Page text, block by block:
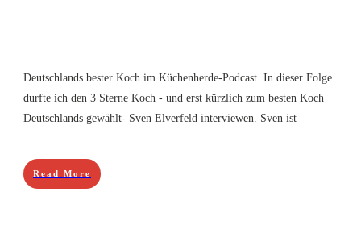
Deutschlands bester Koch im Küchenherde-Podcast. In dieser Folge
durfte ich den 3 Sterne Koch - und erst kürzlich zum besten Koch
Deutschlands gewählt- Sven Elverfeld interviewen. Sven ist
Read More